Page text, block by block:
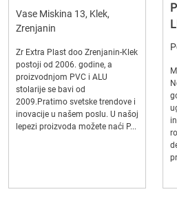
Vase Miskina 13, Klek,
Zrenjanin
Zr Extra Plast doo Zrenjanin-Klek
postoji od 2006. godine, a
proizvodnjom PVC i ALU
stolarije se bavi od
2009.Pratimo svetske trendove i
inovacije u našem poslu. U našoj
lepezi proizvoda možete naći P...